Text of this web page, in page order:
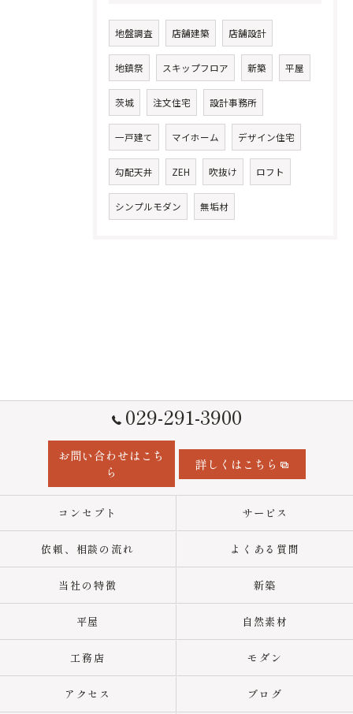
地盤調査 店舗建築 店舗設計
地鎮祭 スキップフロア 新築 平屋
茨城 注文住宅 設計事務所
一戸建て マイホーム デザイン住宅
勾配天井 ZEH 吹抜け ロフト
シンプルモダン 無垢材
029-291-3900
お問い合わせはこち
ら
詳しくはこちら
コンセプト サービス
依頼、相談の流れ よくある質問
当社の特徴 新築
平屋 自然素材
工務店 モダン
アクセス ブログ